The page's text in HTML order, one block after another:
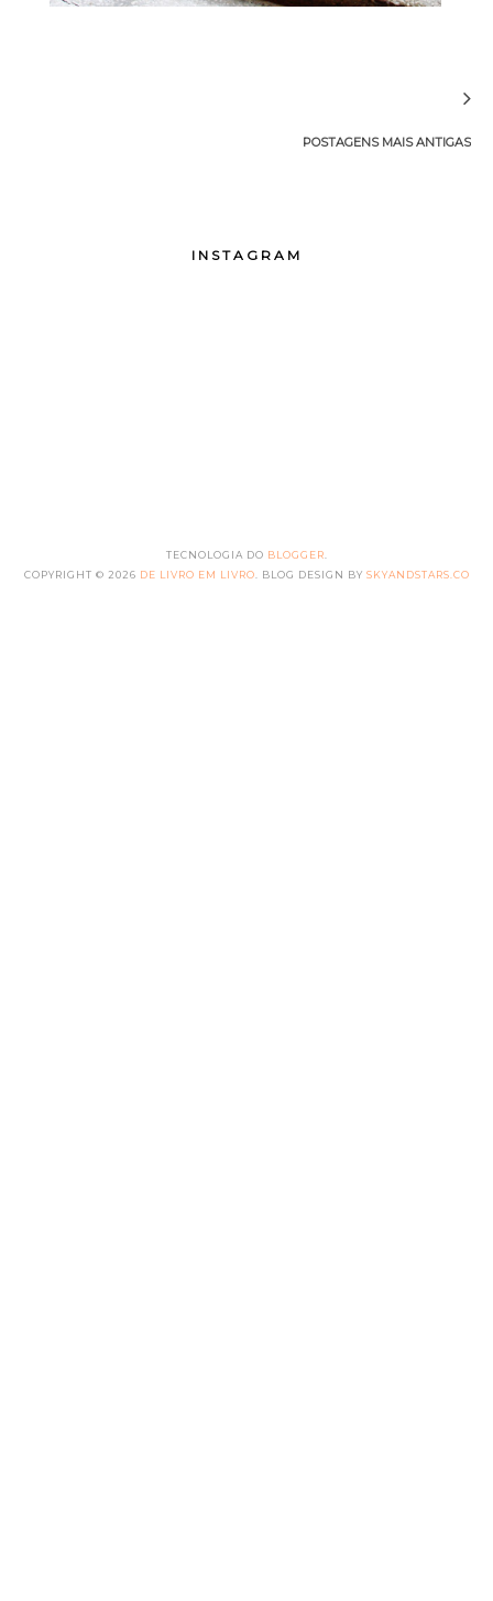
POSTAGENS MAIS ANTIGAS
INSTAGRAM
TECNOLOGIA DO BLOGGER
COPYRIGHT © 2026 DE LIVRO EM LIVRO . BLOG DESIGN BY SKYANDSTARS.CO